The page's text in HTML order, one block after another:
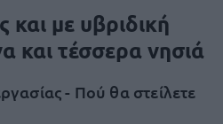
και με υβριδική
και τέσσερα νησιά
- Πού θα στείλετε